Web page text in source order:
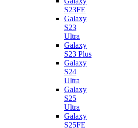
S23FE
Galaxy
S23
Ultra
Galaxy
S23 Plus
Galaxy
S24
Ultra
Galaxy
S25
Ultra
Galaxy
S25FE